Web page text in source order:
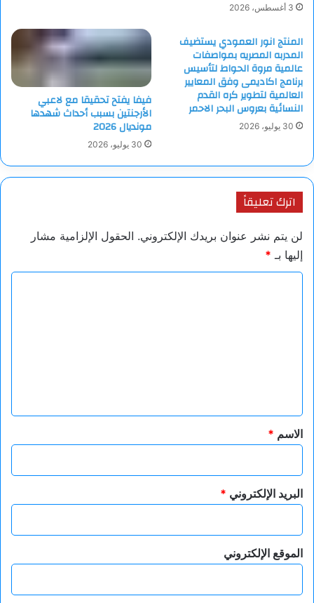
3 أغسطس، 2026
المنتج انور العمودي يستضيف
المدربه المصريه بمواصفات
عالمية مروة الحواط لتأسيس
برنامج اكاديمى وفق المعايير
العالمية لتطوير كره القدم
النسائية بعروس البحر الاحمر
30 يوليو، 2026
فيفا يفتح تحقيقا مع لاعبي
الأرجنتين بسبب أحداث شهدها
مونديال 2026
30 يوليو، 2026
اترك تعليقاً
لن يتم نشر عنوان بريدك الإلكتروني. الحقول الإلزامية مشار
إليها بـ *
*
الاسم *
البريد الإلكتروني *
الموقع الإلكتروني